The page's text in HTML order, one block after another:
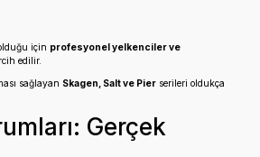
için profesyonel yelkenciler ve
edilir.
sağlayan Skagen, Salt ve Pier serileri oldukça
Gerçek